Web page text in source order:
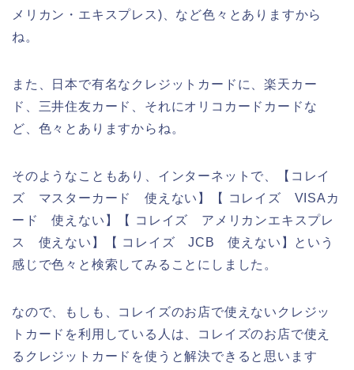
メリカン・エキスプレス)、など色々とありますから
ね。
また、日本で有名なクレジットカードに、楽天カー
ド、三井住友カード、それにオリコカードカードな
ど、色々とありますからね。
そのようなこともあり、インターネットで、【コレイ
ズ マスターカード 使えない】【 コレイズ VISAカ
ード 使えない】【 コレイズ アメリカンエキスプレ
ス 使えない】【 コレイズ JCB 使えない】という
感じで色々と検索してみることにしました。
なので、もしも、コレイズのお店で使えないクレジッ
トカードを利用している人は、コレイズのお店で使え
るクレジットカードを使うと解決できると思います